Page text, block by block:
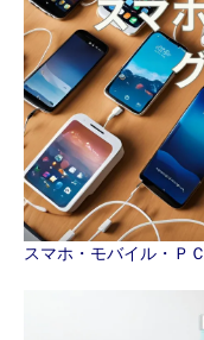
スマホ・モバイル・ＰＣ